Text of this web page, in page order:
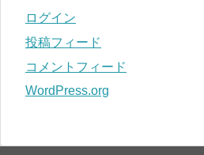
ログイン
投稿フィード
コメントフィード
WordPress.org